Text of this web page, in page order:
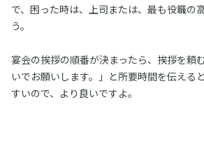
で、困った時は、上司または、最も役職の
う。
宴会の挨拶の順番が決まったら、挨拶を頼
いでお願いします。」と所要時間を伝える
すいので、より良いですよ。